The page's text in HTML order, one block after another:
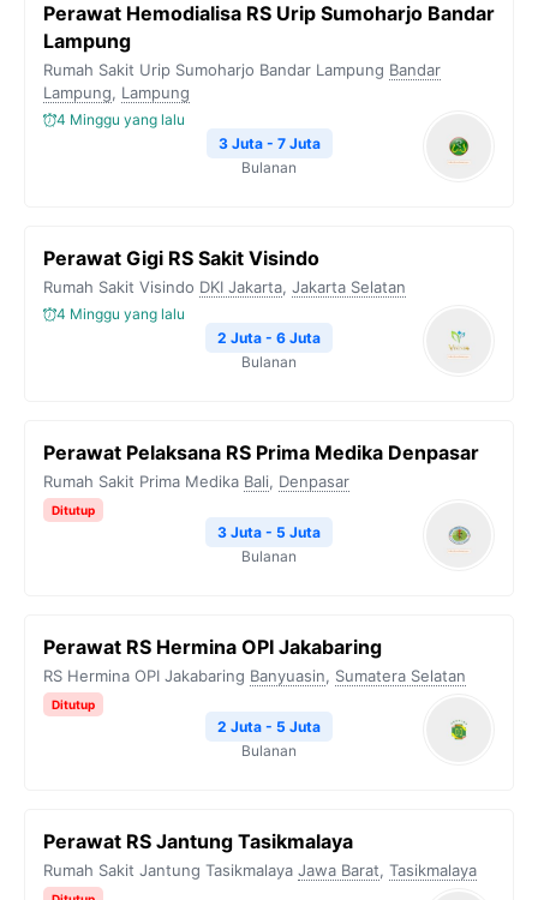
Perawat Hemodialisa RS Urip Sumoharjo Bandar
Lampung
Rumah Sakit Urip Sumoharjo Bandar Lampung Bandar
Lampung, Lampung
4 Minggu yang lalu
3 Juta - 7 Juta
Bulanan
Perawat Gigi RS Sakit Visindo
Rumah Sakit Visindo DKI Jakarta, Jakarta Selatan
4 Minggu yang lalu
2 Juta - 6 Juta
Bulanan
Perawat Pelaksana RS Prima Medika Denpasar
Rumah Sakit Prima Medika Bali, Denpasar
Ditutup
3 Juta - 5 Juta
Bulanan
Perawat RS Hermina OPI Jakabaring
RS Hermina OPI Jakabaring Banyuasin, Sumatera Selatan
Ditutup
2 Juta - 5 Juta
Bulanan
Perawat RS Jantung Tasikmalaya
Rumah Sakit Jantung Tasikmalaya Jawa Barat, Tasikmalaya